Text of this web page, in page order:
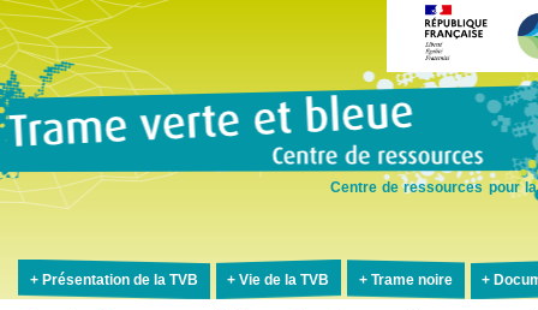
Centre de ressources pour
Présentation de la TVB Vie de la TVB Trame noire